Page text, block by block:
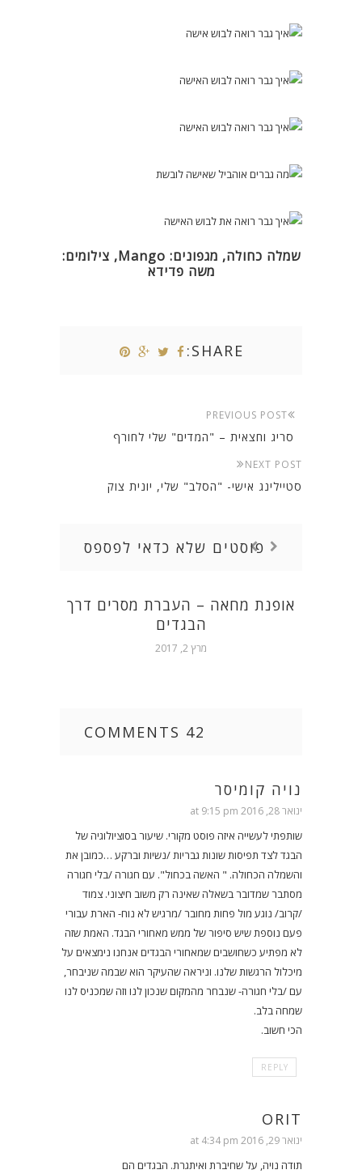
שמלה כחולה, מגפונים: Mango, צילומים:
משה פדידא
SHARE:
PREVIOUS POST
סריג וחצאית – "המדים" שלי לחורף
NEXT POST
סטיילינג אישי- "הסלב" שלי, יונית צוק
פוסטים שלא כדאי לפספס
אופנת מחאה – העברת מסרים דרך
הבגדים
מרץ 2, 2017
42 COMMENTS
נויה קומיסר
ינואר 28, 2016 at 9:15 pm
שותפתי לעשייה איזה פוסט מקורי. שיעור בסוציולוגיה של
הבגד לצד תפיסות שונות גבריות /נשיות וברקע …כמובן את
והשמלה הכחולה. " האשה בכחול". עם חגורה /בלי חגורה
מסתבר שמדובר בשאלה שאינה רק משוב חיצוני. צמוד
/קרוב/ נוגע מול פחות מחובר /מרגיש לא נוח- הארת עבורי
פעם נוספת שיש סיפור של ממש מאחורי הבגד. האמת שזה
לא מפתיע כשחושבים שמאחורי הבגדים אנחנו נימצאים על
מיכלול הרגשות שלנו. וניראה שהעיקר הוא שבמה שניבחר,
עם /בלי חגורה- שנבחר מהמקום שנכון לנו וזה שמכניס לנו
שמחה בלב.
הכי חשוב.
REPLY
ORIT
ינואר 29, 2016 at 4:34 pm
תודה נויה, על שחיברת ואיתגרת. הבגדים הם